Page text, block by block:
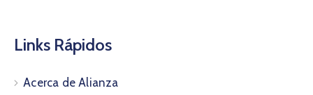
Links Rápidos
Acerca de Alianza